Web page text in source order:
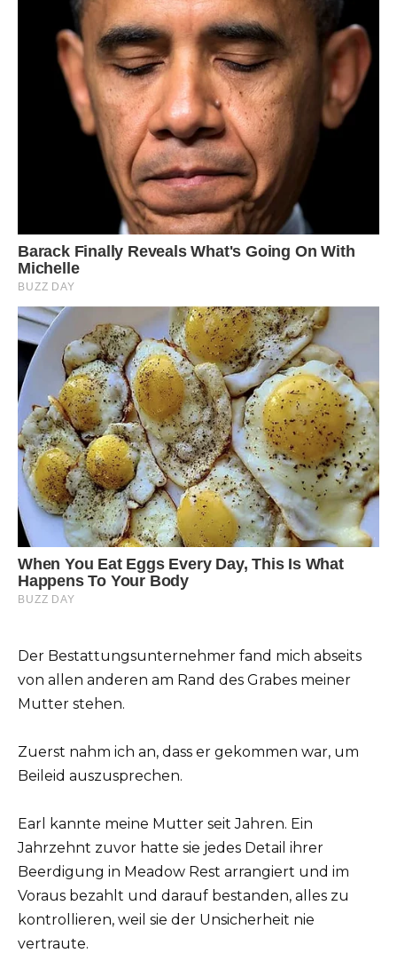
Der Bestattungsunternehmer fand mich abseits
von allen anderen am Rand des Grabes meiner
Mutter stehen.
Zuerst nahm ich an, dass er gekommen war, um
Beileid auszusprechen.
Earl kannte meine Mutter seit Jahren. Ein
Jahrzehnt zuvor hatte sie jedes Detail ihrer
Beerdigung in Meadow Rest arrangiert und im
Voraus bezahlt und darauf bestanden, alles zu
kontrollieren, weil sie der Unsicherheit nie
vertraute.